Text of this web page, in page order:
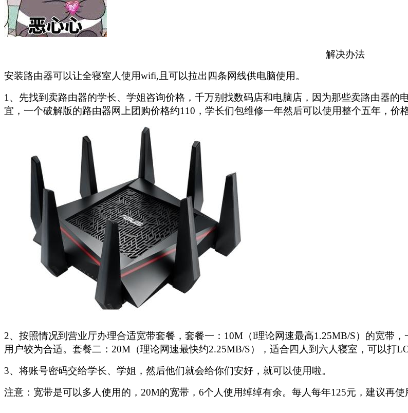
解决办法
安装路由器可以让全寝室人使用wifi,且可以拉出四条网线供电脑使用。
1、先找到卖路由器的学长、学姐咨询价格，千万别找数码店和电脑店，因为那些卖路由器
宜，一个破解版的路由器网上团购价格约110，学长们包维修一年然后可以使用整个五年，价
2、按照情况到营业厅办理合适宽带套餐，套餐一：10M（l理论网速最高1.25MB/S）的宽带
用户较为合适。套餐二：20M（理论网速最快约2.25MB/S），适合四人到六人寝室，可以打
3、将账号密码交给学长、学姐，然后他们就会给你们安好，就可以使用啦。
注意：宽带是可以多人使用的，20M的宽带，6个人使用绰绰有余。每人每年125元，建议再